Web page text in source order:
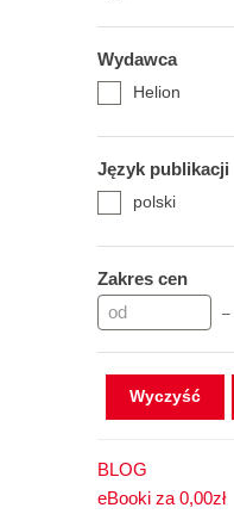
Wydawca
Helion
Język publikacji
polski
Zakres cen
–
Wyczyść
BLOG
eBooki za 0,00zł